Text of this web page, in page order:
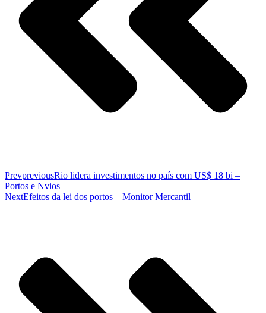
PrevpreviousRio lidera investimentos no país com US$ 18 bi –
Portos e Nvios
NextEfeitos da lei dos portos – Monitor Mercantil